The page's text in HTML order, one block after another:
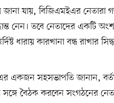
যায়, বিজিএমইএর
নেন। তবে নেতাদের একটি
ধারায় কারখানা বন্ধ রাখার
একজন সহসভাপতি জানান,
বৈঠক করবেন সংগঠনের